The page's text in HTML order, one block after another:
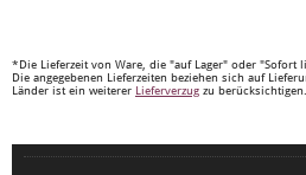
*Die Lieferzeit von Ware, die "auf Lager" oder "Sofort
Die angegebenen Lieferzeiten beziehen sich auf
Länder ist ein weiterer Lieferverzug zu berücksichtigen.